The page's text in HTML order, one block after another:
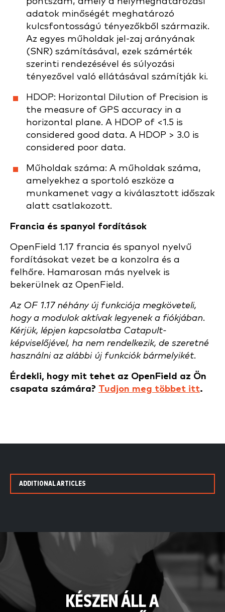
adatok minőségét meghatározó
kulcsfontosságú tényezőkből származik.
Az egyes műholdak jel-zaj arányának
(SNR) számításával, ezek számérték
szerinti rendezésével és súlyozási
tényezővel való ellátásával számítják ki.
HDOP: Horizontal Dilution of Precision is
the measure of GPS accuracy in a
horizontal plane. A HDOP of <1.5 is
considered good data. A HDOP > 3.0 is
considered poor data.
Műholdak száma: A műholdak száma,
amelyekhez a sportoló eszköze a
munkamenet vagy a kiválasztott időszak
alatt csatlakozott.
Francia és spanyol fordítások
OpenField 1.17 francia és spanyol nyelvű
fordításokat vezet be a konzolra és a
felhőre. Hamarosan más nyelvek is
bekerülnek az OpenField.
Az OF 1.17 néhány új funkciója megköveteli,
hogy a modulok aktívak legyenek a fiókjában.
Kérjük, lépjen kapcsolatba Catapult-
képviselőjével, ha nem rendelkezik, de szeretné
használni az alábbi új funkciók bármelyikét.
Érdekli, hogy mit tehet az OpenField az Ön
csapata számára? Tudjon meg többet itt.
ADDITIONAL ARTICLES
KÉSZEN ÁLL A